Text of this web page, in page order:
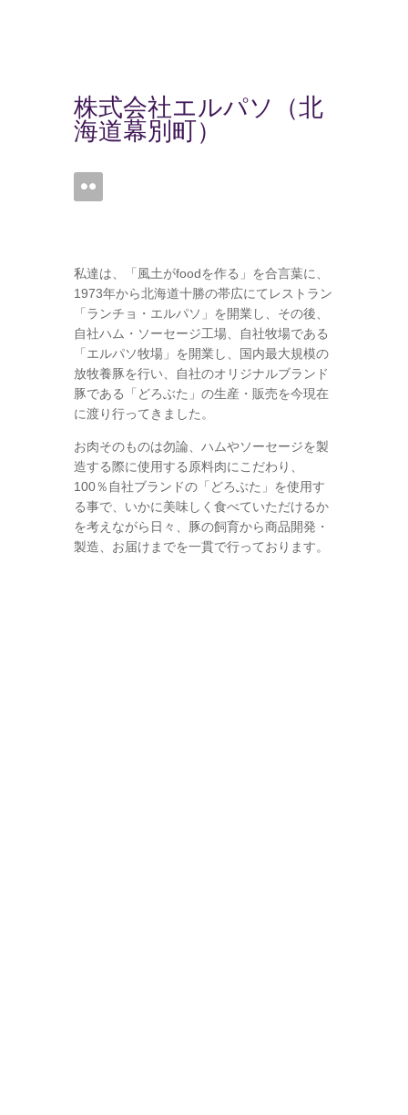
株式会社エルパソ（北
海道幕別町）
私達は、「風土がfoodを作る」を合言葉に、
1973年から北海道十勝の帯広にてレストラン
「ランチョ・エルパソ」を開業し、その後、
自社ハム・ソーセージ工場、自社牧場である
「エルパソ牧場」を開業し、国内最大規模の
放牧養豚を行い、自社のオリジナルブランド
豚である「どろぶた」の生産・販売を今現在
に渡り行ってきました。
お肉そのものは勿論、ハムやソーセージを製
造する際に使用する原料肉にこだわり、
100％自社ブランドの「どろぶた」を使用す
る事で、いかに美味しく食べていただけるか
を考えながら日々、豚の飼育から商品開発・
製造、お届けまでを一貫で行っております。